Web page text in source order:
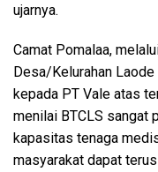
ujarnya.
Camat Pomalaa,
Desa/Kelurahan
kepada PT Vale atas
menilai BTCLS sangat
kapasitas tenaga
masyarakat dapat